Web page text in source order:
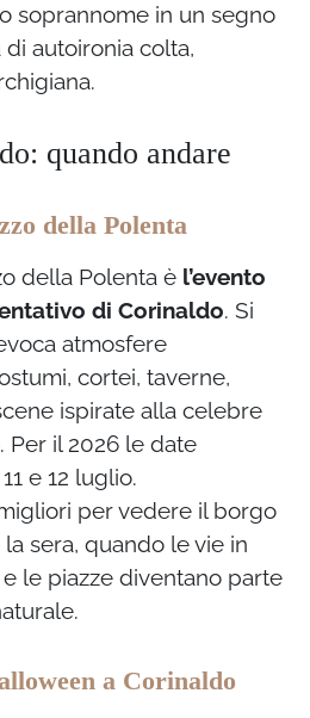
soprannome in un segno
autoironia colta,
quando andare
della Polenta
della Polenta è l’evento
di Corinaldo. Si
atmosfere
cortei, taverne,
ispirate alla celebre
Per il 2026 le date
e 12 luglio.
per vedere il borgo
sera, quando le vie in
le piazze diventano parte
a Corinaldo